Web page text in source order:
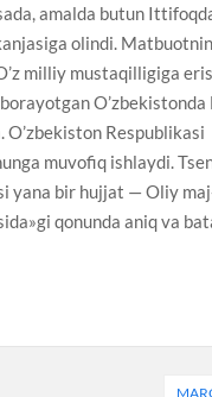
amalda butun
olindi.
milliy mustaqilligiga
O’zbekistonda
Respublikasi
muvofiq ishlaydi.
yana bir hujjat — Oliy
qonunda aniq va